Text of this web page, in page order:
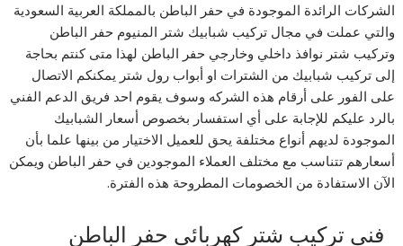
الشركات الرائدة الموجودة في حفر الباطن بالمملكة العربية السعودية
والتي عملت في مجال تركيب شبابيك شتر المنيوم حفر الباطن
وتركيب شتر نوافذ داخلي وخارجي حفر الباطن لهذا متى كنتم بحاجة
إلى تركيب شبابيك من الشترات او أبواب رول شتر يمكنكم الاتصال
على الفور على أرقام هذه الشركه وسوف يقوم احد فريق الدعم الفني
بالرد عليكم للإجابة على أي استفسار بخصوص أسعار الشبابيك
الموجودة لديهم أنواع مختلفة يحق للعميل الاختيار من بينها علما بأن
أسعارهم تتناسب مع مختلف العملاء الموجودين في حفر الباطن ويمكن
الآن الاستفادة من الخصومات المطروحة هذه الفترة.
فنى تركيب شتر كهربائى حفر الباطن